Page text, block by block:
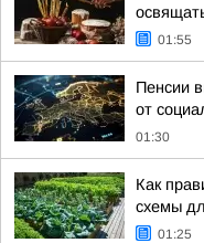
01:55
Пенсии
от
01:30
Как
схемы
01:25